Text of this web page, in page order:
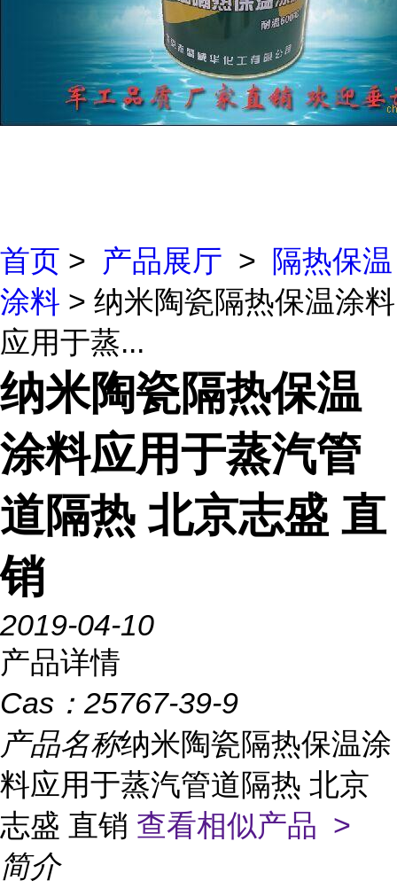
首页 > 产品展厅 >
隔热保温
涂料 > 纳米陶瓷隔热保温涂料
应用于蒸...
纳米陶瓷隔热保温
涂料应用于蒸汽管
道隔热 北京志盛 直
销
2019-04-10
产品详情
Cas： 25767-39-9
产品名称纳米陶瓷隔热保温涂
料应用于蒸汽管道隔热 北京
志盛 直销 查看相似产品 >
简介